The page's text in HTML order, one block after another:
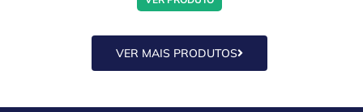
VER MAIS PRODUTOS